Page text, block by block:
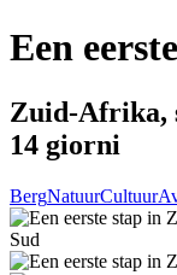
Een
Zuid-Afrika,
14 giorni
BergNatuurCultuur